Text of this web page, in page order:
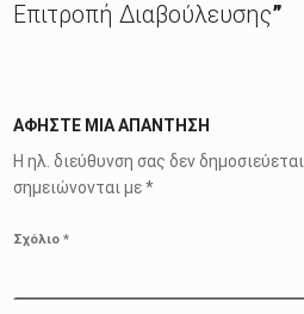
Επιτροπή Διαβούλευσης”
ΑΦΉΣΤΕ ΜΙΑ ΑΠΆΝΤΗΣΗ
Η ηλ. διεύθυνση σας δεν δημοσιεύεται.
σημειώνονται με*
Σχόλιο*